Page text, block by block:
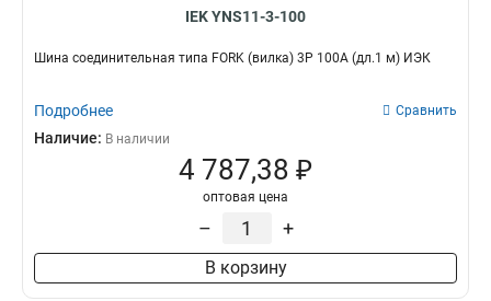
IEK YNS11-3-100
Шина соединительная типа FORK (вилка) 3Р 100А (дл.1 м) ИЭК
Подробнее Сравнить
Наличие: В наличии
4 787,38 ₽
оптовая цена
– +
В корзину